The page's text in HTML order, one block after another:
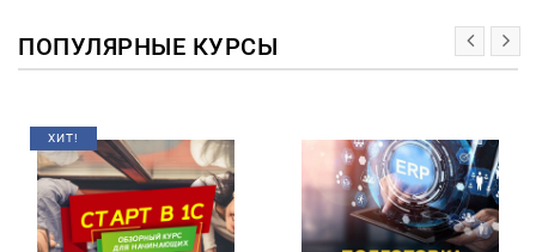
ПОПУЛЯРНЫЕ КУРСЫ
ХИТ!